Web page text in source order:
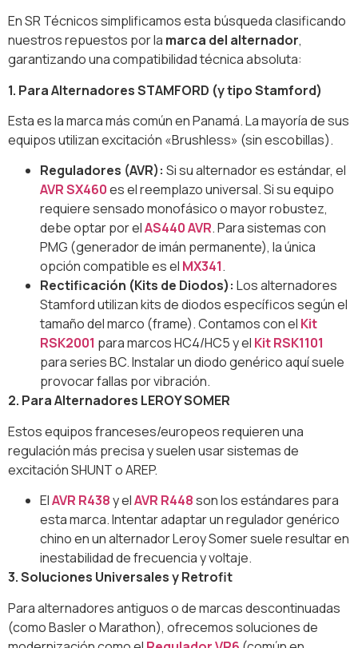
En SR Técnicos simplificamos esta búsqueda clasificando
nuestros repuestos por la marca del alternador,
garantizando una compatibilidad técnica absoluta:
1. Para Alternadores STAMFORD (y tipo Stamford)
Esta es la marca más común en Panamá. La mayoría de sus
equipos utilizan excitación «Brushless» (sin escobillas).
Reguladores (AVR): Si su alternador es estándar, el
AVR SX460es el reemplazo universal. Si su equipo
requiere sensado monofásico o mayor robustez,
debe optar por elAS440 AVR. Para sistemas con
PMG (generador de imán permanente), la única
opción compatible es el MX341.
Rectificación (Kits de Diodos): Los alternadores
Stamford utilizan kits de diodos específicos según el
tamaño del marco (frame). Contamos con el Kit
RSK2001 para marcos HC4/HC5 y el Kit RSK1101
para series BC. Instalar un diodo genérico aquí suele
provocar fallas por vibración.
2. Para Alternadores LEROY SOMER
Estos equipos franceses/europeos requieren una
regulación más precisa y suelen usar sistemas de
excitación SHUNT o AREP.
ElAVR R438y elAVR R448son los estándares para
esta marca. Intentar adaptar un regulador genérico
chino en un alternador Leroy Somer suele resultar en
inestabilidad de frecuencia y voltaje.
3. Soluciones Universales y Retrofit
Para alternadores antiguos o de marcas descontinuadas
(como Basler o Marathon), ofrecemos soluciones de